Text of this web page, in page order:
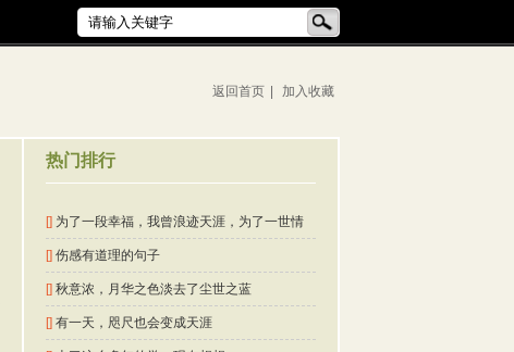
返回首页 加入收藏
热门排行
[] 为了一段幸福，我曾浪迹天涯，为了一世情
缘，我曾苦苦寻觅
[] 伤感有道理的句子
[] 秋意浓，月华之色淡去了尘世之蓝
[] 有一天，咫尺也会变成天涯